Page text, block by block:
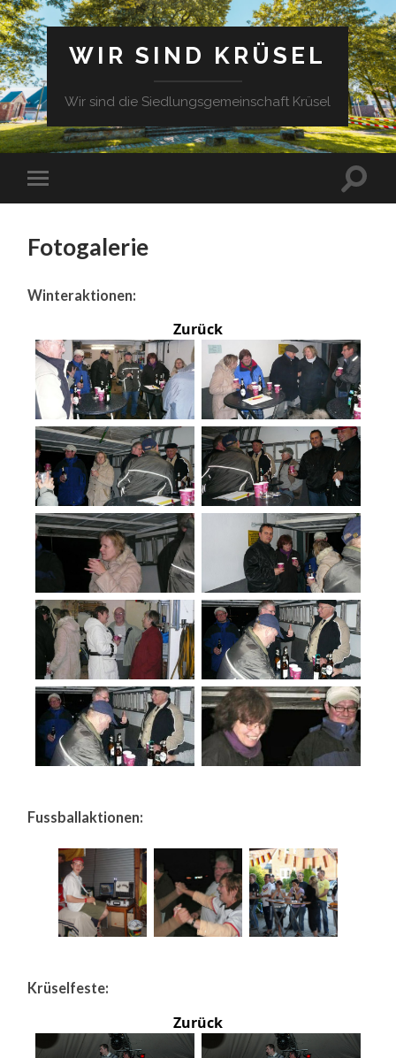
WIR SIND KRÜSEL
Wir sind die Siedlungsgemeinschaft Krüsel
Fotogalerie
Winteraktionen:
Zurück
Fussballaktionen:
Krüselfeste:
Zurück